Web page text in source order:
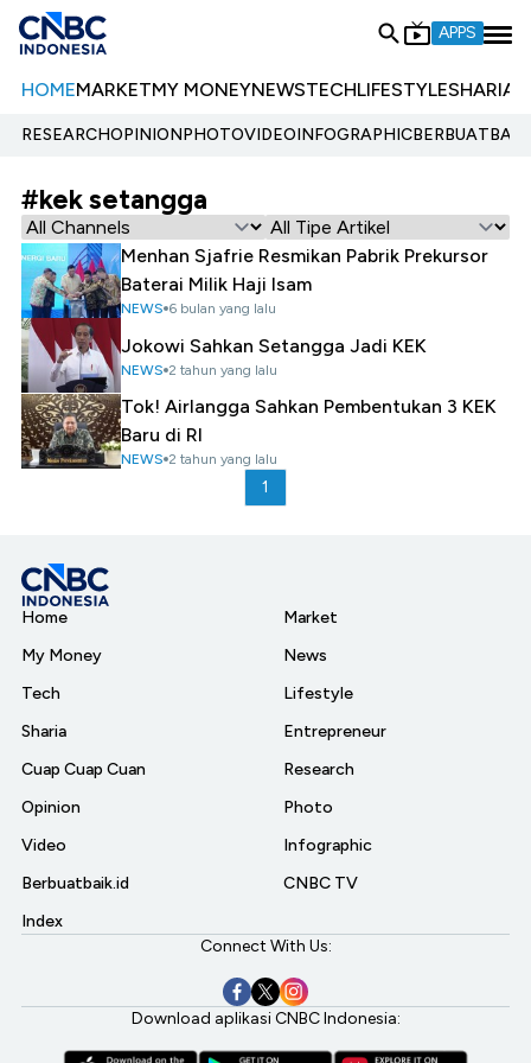
APPS
HOMEMARKETMY MONEYNEWSTECHLIFESTYLESHARIA
RESEARCHOPINIONPHOTOVIDEOINFOGRAPHIC
#kek setangga
Menhan Sjafrie Resmikan Pabrik Prekursor
Baterai Milik Haji Isam
NEWS 6 bulan yang lalu
Jokowi Sahkan Setangga Jadi KEK
NEWS 2 tahun yang lalu
Tok! Airlangga Sahkan Pembentukan 3 KEK
Baru di RI
NEWS 2 tahun yang lalu
1
Home
My Money
Tech
Sharia
Cuap Cuap Cuan
Opinion
Video
Berbuatbaik.id
Index
Market
News
Lifestyle
Entrepreneur
Research
Photo
Infographic
CNBC TV
Connect With Us:
Download aplikasi CNBC Indonesia: